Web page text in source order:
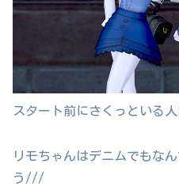
スタート前にさくっといる
リモちゃんはデニムでもな
う///